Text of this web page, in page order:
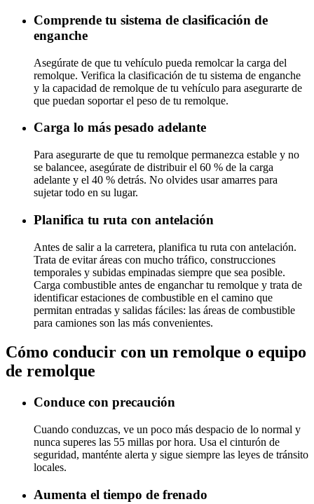
Comprende tu sistema de clasificación de
enganche
Asegúrate de que tu vehículo pueda remolcar la carga del
remolque. Verifica la clasificación de tu sistema de enganche
y la capacidad de remolque de tu vehículo para asegurarte de
que puedan soportar el peso de tu remolque.
Carga lo más pesado adelante
Para asegurarte de que tu remolque permanezca estable y no
se balancee, asegúrate de distribuir el 60 % de la carga
adelante y el 40 % detrás. No olvides usar amarres para
sujetar todo en su lugar.
Planifica tu ruta con antelación
Antes de salir a la carretera, planifica tu ruta con antelación.
Trata de evitar áreas con mucho tráfico, construcciones
temporales y subidas empinadas siempre que sea posible.
Carga combustible antes de enganchar tu remolque y trata de
identificar estaciones de combustible en el camino que
permitan entradas y salidas fáciles: las áreas de combustible
para camiones son las más convenientes.
Cómo conducir con un remolque o equipo
de remolque
Conduce con precaución
Cuando conduzcas, ve un poco más despacio de lo normal y
nunca superes las 55 millas por hora. Usa el cinturón de
seguridad, manténte alerta y sigue siempre las leyes de tránsito
locales.
Aumenta el tiempo de frenado